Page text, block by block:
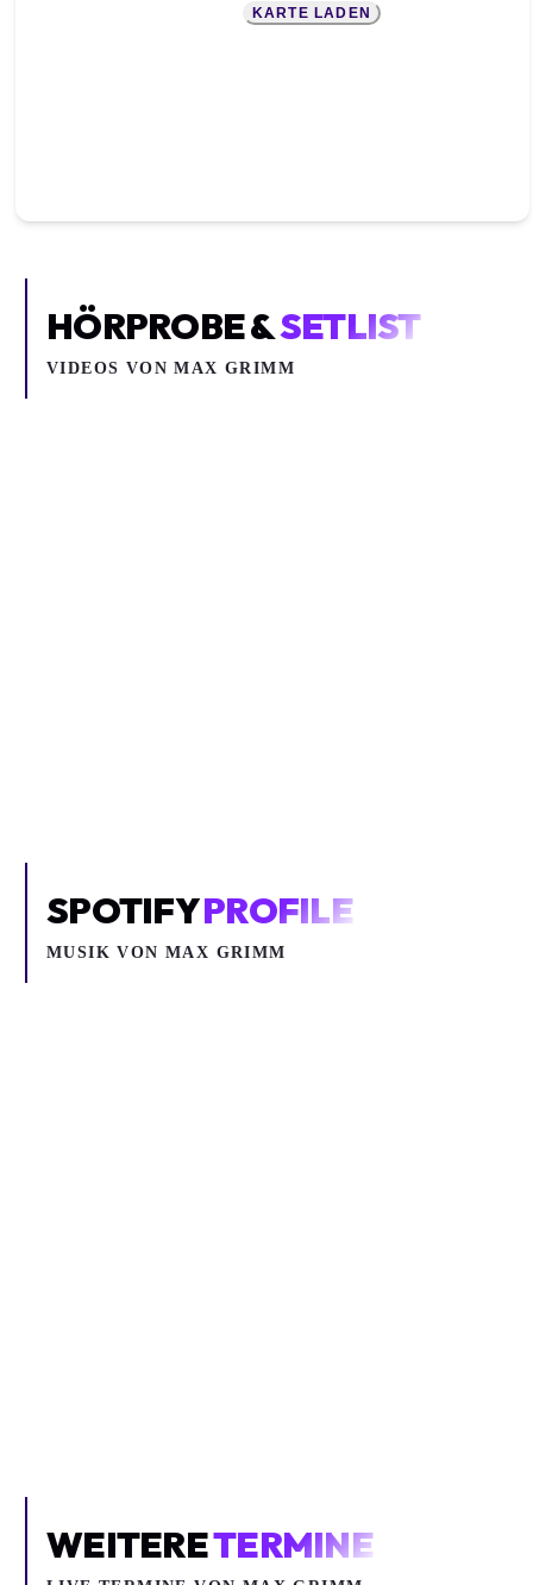
KARTE LADEN
HÖRPROBE &SETLIST
VIDEOS VONMAX GRIMM
SPOTIFYPROFILE
MUSIK VONMAX GRIMM
WEITERETERMINE